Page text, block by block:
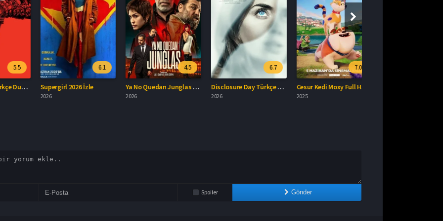
5.5
Derin Kabus Türkçe Dublaj İzle
6.1
Supergirl 2026 İzle
2026
4.5
Ya No Quedan Junglas Türkçe Dublaj İzle
2026
6.7
Disclosure Day Türkçe Dublaj İzle
2026
7.0
Cesur Kedi Moxy Full HD İzle
2025
Spoiler Gönder